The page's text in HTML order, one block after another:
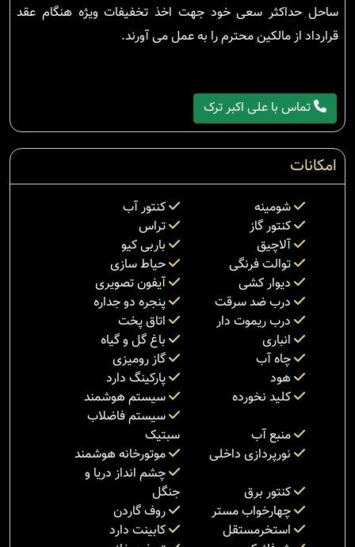
ساحل حداکثر سعی خود جهت اخذ تخفیفات ویژه هنگام عقد
قرارداد از مالکین محترم را به عمل می آورند.
تماس با علی اکبر ترک
امکانات
شومینه
کنتور آب
کنتور گاز
تراس
آلاچیق
باربی کیو
توالت فرنگی
حیاط سازی
دیوار کشی
آیفون تصویری
درب ضد سرقت
پنجره دو جداره
درب ریموت دار
اتاق پخت
انباری
باغ گل و گیاه
چاه آب
گاز رومیزی
هود
پارکینگ دارد
کلید نخورده
سیستم هوشمند
منبع آب
سیستم فاضلاب
سبتیک
نورپردازی داخلی
موتورخانه هوشمند
کنتور برق
چشم انداز دریا و
جنگل
چهارخواب مستر
روف گاردن
استخرمستقل
کابینت دارد